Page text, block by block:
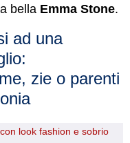
bella Emma Stone.
ad una
zie o parenti